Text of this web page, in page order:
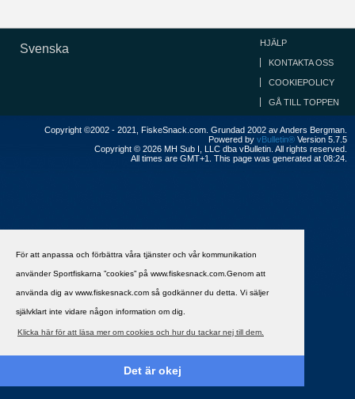
För att anpassa och förbättra våra tjänster och vår kommunikation
använder Sportfiskarna ”cookies” på www.fiskesnack.com.Genom att
använda dig av www.fiskesnack.com så godkänner du detta. Vi säljer
självklart inte vidare någon information om dig.
Klicka här för att läsa mer om cookies och hur du tackar nej till dem.
Det är okej
Svenska HJÄLP
KONTAKTA OSS
COOKIEPOLICY
GÅ TILL TOPPEN
Copyright ©2002 - 2021, FiskeSnack.com. Grundad 2002 av Anders Bergman.
Powered by vBulletin® Version 5.7.5
Copyright © 2026 MH Sub I, LLC dba vBulletin. All rights reserved.
All times are GMT+1. This page was generated at 08:24.